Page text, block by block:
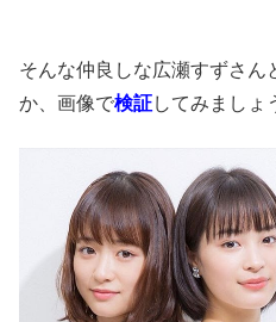
そんな仲良しな広瀬すずさん
か、画像で検証してみましょ